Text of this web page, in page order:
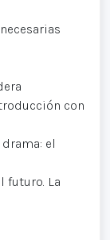
con
el
futuro. La